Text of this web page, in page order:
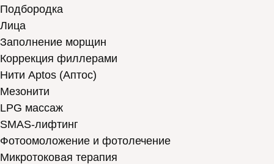
Подбородка
Лица
Заполнение морщин
Коррекция филлерами
Нити Aptos (Аптос)
Мезонити
LPG массаж
SMAS-лифтинг
Фотоомоложение и фотолечение
Микротоковая терапия